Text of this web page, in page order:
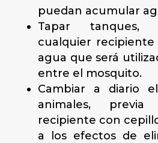
puedan acumular
Tapar tanques,
cualquier
agua que será
entre el mosquito.
Cambiar a diario
animales,
recipiente con
a los efectos de